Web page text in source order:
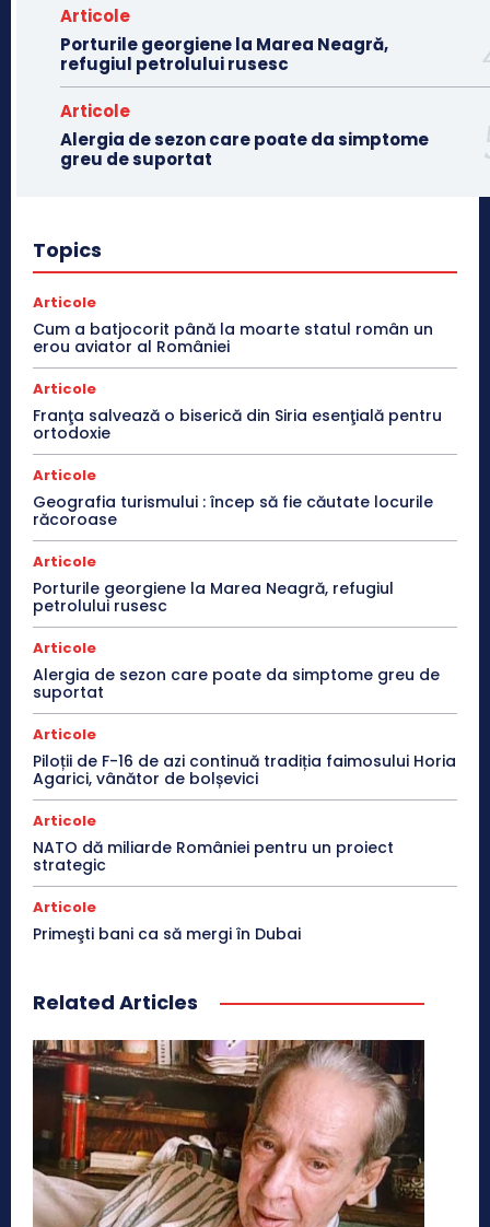
Articole
Porturile georgiene la Marea Neagră,
refugiul petrolului rusesc
Articole
Alergia de sezon care poate da simptome
greu de suportat
Topics
Articole
Cum a batjocorit până la moarte statul român un
erou aviator al României
Articole
Franţa salvează o biserică din Siria esenţială pentru
ortodoxie
Articole
Geografia turismului : încep să fie căutate locurile
răcoroase
Articole
Porturile georgiene la Marea Neagră, refugiul
petrolului rusesc
Articole
Alergia de sezon care poate da simptome greu de
suportat
Articole
Piloții de F-16 de azi continuă tradiția faimosului Horia
Agarici, vânător de bolșevici
Articole
NATO dă miliarde României pentru un proiect
strategic
Articole
Primeşti bani ca să mergi în Dubai
Related Articles